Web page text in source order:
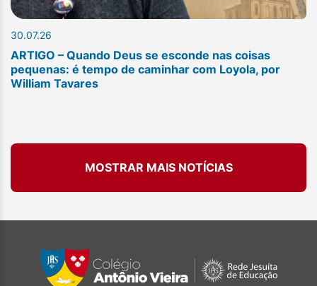
30.07.26
ARTIGO – Quando Deus se esconde nas coisas
pequenas: é tempo de caminhar com Loyola, por
William Tavares
MOSTRAR MAIS NOTÍCIAS